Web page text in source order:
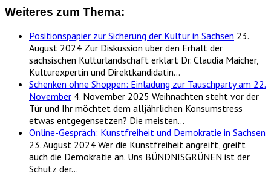
Weiteres zum Thema:
Positionspapier zur Sicherung der Kultur in Sachsen 23.
August 2024 Zur Diskussion über den Erhalt der
sächsischen Kulturlandschaft erklärt Dr. Claudia Maicher,
Kulturexpertin und Direktkandidatin…
Schenken ohne Shoppen: Einladung zur Tauschparty am 22.
November 4. November 2025 Weihnachten steht vor der
Tür und Ihr möchtet dem alljährlichen Konsumstress
etwas entgegensetzen? Die meisten…
Online-Gespräch: Kunstfreiheit und Demokratie in Sachsen
23. August 2024 Wer die Kunstfreiheit angreift, greift
auch die Demokratie an. Uns BÜNDNISGRÜNEN ist der
Schutz der…